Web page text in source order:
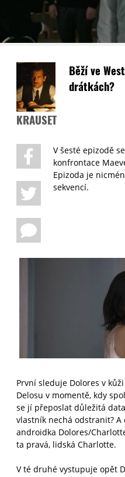
KRAUSET
Běží ve
drátkách?
V šesté epizodě
konfrontace
Epizoda je
sekvencí.
První sleduje Dolores v
Delosu v momentě, kdy
se jí přeposlat důležitá
vlastník nechá odstranit? A
androidka Dolores/
ta pravá, lidská Charlotte.
V té druhé vystupuje opět